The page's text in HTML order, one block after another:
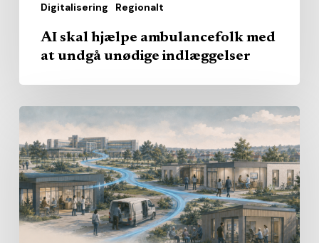
Digitalisering Regionalt
AI skal hjælpe ambulancefolk med
at undgå unødige indlæggelser
skal
levere
det
nære
sundhedsvæsen?